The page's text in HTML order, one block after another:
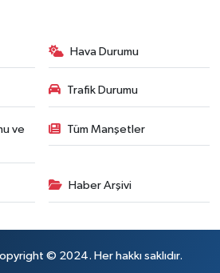
Hava Durumu
Trafik Durumu
ve
Tüm Manşetler
Haber Arşivi
© 2024. Her hakkı saklıdır.